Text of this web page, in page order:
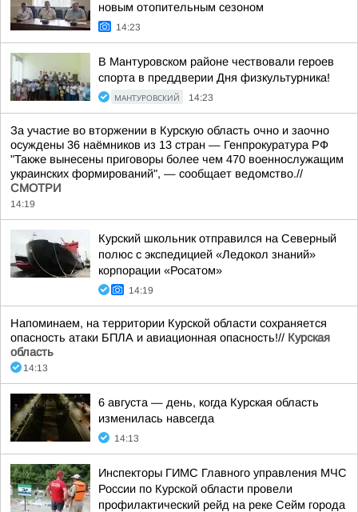
новым отопительным сезоном
14:23
В Мантуровском районе чествовали героев
спорта в преддверии Дня физкультурника!
МАНТУРОВСКИЙ 14:23
За участие во вторжении в Курскую область очно и заочно
осуждены 36 наёмников из 13 стран — Генпрокуратура РФ
"Также вынесены приговоры более чем 470 военнослужащим
украинских формирований", — сообщает ведомство.//
СМОТРИ
14:19
Курский школьник отправился на Северный
полюс с экспедицией «Ледокол знаний»
корпорации «Росатом»
14:19
Напоминаем, на территории Курской области сохраняется
опасность атаки БПЛА и авиационная опасность!// Курская
область
14:13
6 августа — день, когда Курская область
изменилась навсегда
14:13
Инспекторы ГИМС Главного управления МЧС
России по Курской области провели
профилактический рейд на реке Сейм города